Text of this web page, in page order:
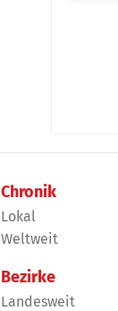
Chronik
Lokal
Weltweit
Bezirke
Landesweit